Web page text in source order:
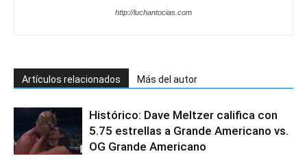
http://luchantocias.com
Artículos relacionados Más del autor
Histórico: Dave Meltzer califica con
5.75 estrellas a Grande Americano vs.
OG Grande Americano